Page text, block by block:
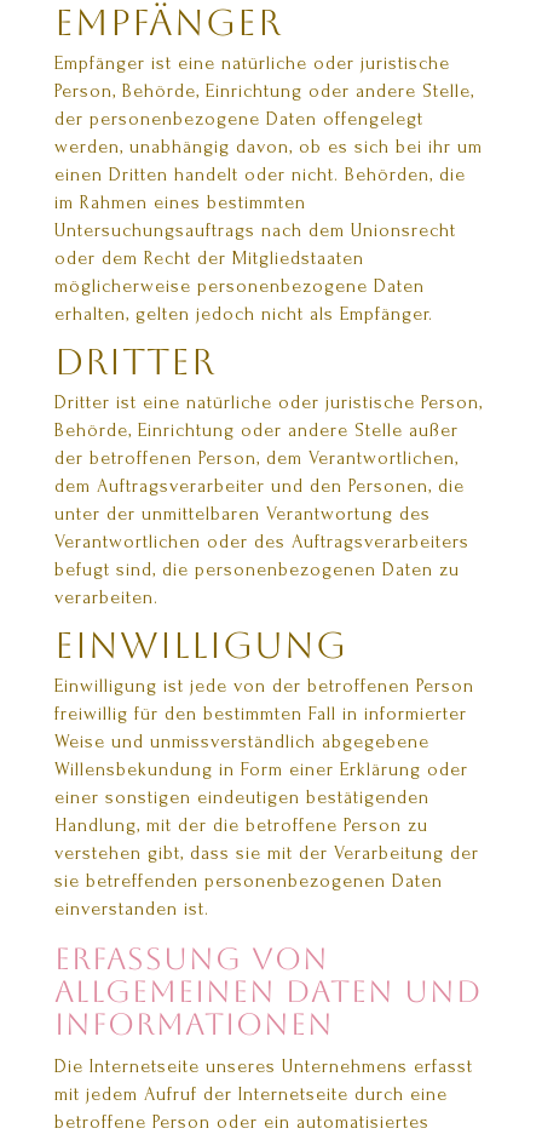
Empfänger
Empfänger ist eine natürliche oder juristische
Person, Behörde, Einrichtung oder andere Stelle,
der personenbezogene Daten offengelegt
werden, unabhängig davon, ob es sich bei ihr um
einen Dritten handelt oder nicht. Behörden, die
im Rahmen eines bestimmten
Untersuchungsauftrags nach dem Unionsrecht
oder dem Recht der Mitgliedstaaten
möglicherweise personenbezogene Daten
erhalten, gelten jedoch nicht als Empfänger.
Dritter
Dritter ist eine natürliche oder juristische Person,
Behörde, Einrichtung oder andere Stelle außer
der betroffenen Person, dem Verantwortlichen,
dem Auftragsverarbeiter und den Personen, die
unter der unmittelbaren Verantwortung des
Verantwortlichen oder des Auftragsverarbeiters
befugt sind, die personenbezogenen Daten zu
verarbeiten.
Einwilligung
Einwilligung ist jede von der betroffenen Person
freiwillig für den bestimmten Fall in informierter
Weise und unmissverständlich abgegebene
Willensbekundung in Form einer Erklärung oder
einer sonstigen eindeutigen bestätigenden
Handlung, mit der die betroffene Person zu
verstehen gibt, dass sie mit der Verarbeitung der
sie betreffenden personenbezogenen Daten
einverstanden ist.
Erfassung von
allgemeinen Daten und
Informationen
Die Internetseite unseres Unternehmens erfasst
mit jedem Aufruf der Internetseite durch eine
betroffene Person oder ein automatisiertes